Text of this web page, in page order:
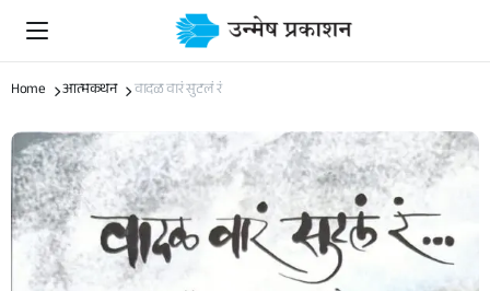
Home आत्मकथन वादळ वारं सुटलं रं